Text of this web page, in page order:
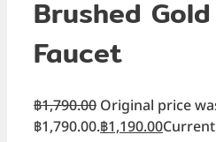
Brushed
Faucet
฿1,790.00 Original price
฿1,790.00.฿1,190.00